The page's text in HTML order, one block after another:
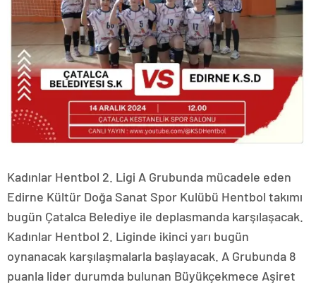
Kadınlar Hentbol 2. Ligi A Grubunda mücadele eden
Edirne Kültür Doğa Sanat Spor Kulübü Hentbol takımı
bugün Çatalca Belediye ile deplasmanda karşılaşacak.
Kadınlar Hentbol 2. Liginde ikinci yarı bugün
oynanacak karşılaşmalarla başlayacak. A Grubunda 8
puanla lider durumda bulunan Büyükçekmece Aşiret